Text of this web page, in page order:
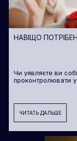
НАВІЩО
Чи уявляєте ви
проконтролювати у
ЧИТАТЬ ДАЛЬШЕ